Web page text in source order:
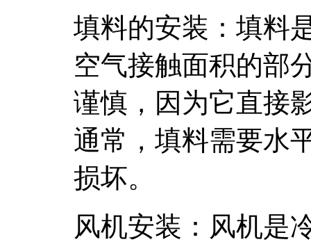
填料的安装：填料
空气接触面积的部
谨慎，因为它直接
通常，填料需要水
损坏。
风机安装：风机是